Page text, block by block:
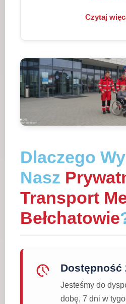
Czytaj
Dlaczego
Nasz
Transport
Bełchatowie
Dostępność
Jesteśmy do
dobę, 7 dni w